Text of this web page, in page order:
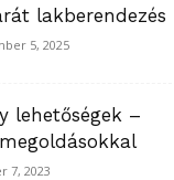
lakberendezés
5, 2025
lehetőségek –
7, 2023